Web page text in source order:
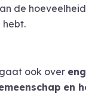
de
ook over
en